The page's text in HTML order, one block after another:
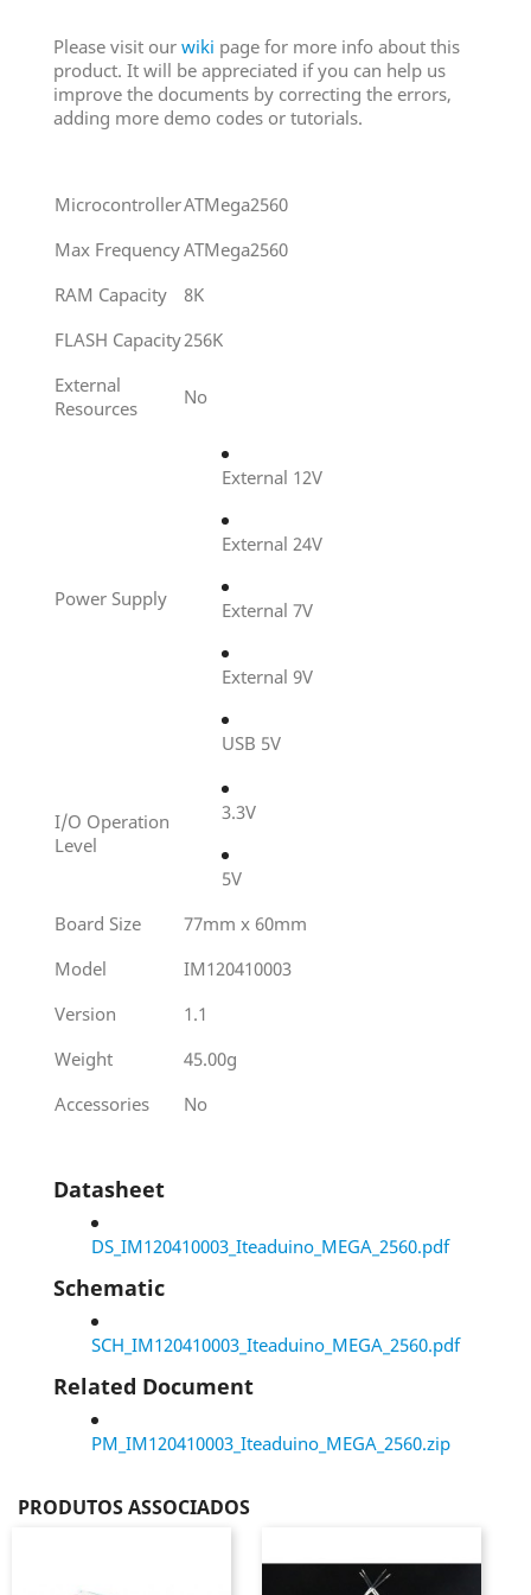
Please visit our wiki page for more info about this
product. It will be appreciated if you can help us
improve the documents by correcting the errors,
adding more demo codes or tutorials.
MicrocontrollerATMega2560
Max FrequencyATMega2560
RAM Capacity
8K
FLASH Capacity256K
External
Resources
No
Power Supply
External 12V
External 24V
External 7V
External 9V
USB 5V
I/O Operation
Level
3.3V
5V
Board Size
77mm x 60mm
Model
IM120410003
Version
1.1
Weight
45.00g
Accessories
No
Datasheet
DS_IM120410003_Iteaduino_MEGA_2560.pdf
Schematic
SCH_IM120410003_Iteaduino_MEGA_2560.pdf
Related Document
PM_IM120410003_Iteaduino_MEGA_2560.zip
PRODUTOS ASSOCIADOS